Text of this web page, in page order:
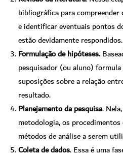
bibliográfica para compreender
e identificar eventuais pontos
estão devidamente respondidos.
Formulação de hipóteses.
pesquisador (ou aluno)
suposições sobre a relação
resultado.
Planejamento da pesquisa.
metodologia, os
métodos de análise a serem
Coleta de dados. Essa é uma